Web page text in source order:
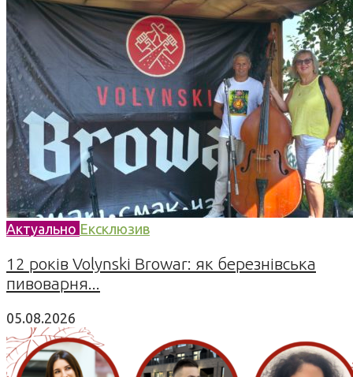
Актуально Ексклюзив
12 років Volynski Browar: як березнівська
пивоварня...
05.08.2026